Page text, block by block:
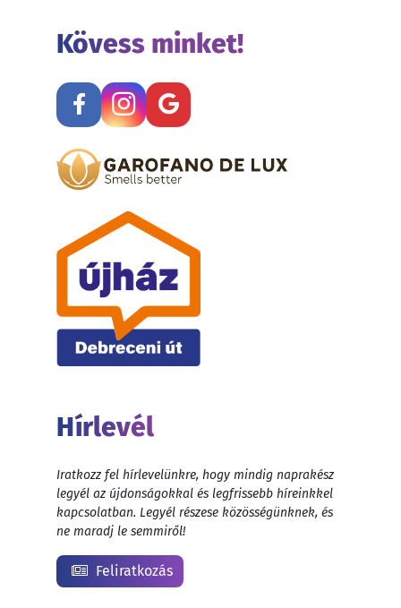
Kövess minket!
Hírlevél
Iratkozz fel hírlevelünkre, hogy mindig naprakész
legyél az újdonságokkal és legfrissebb híreinkkel
kapcsolatban. Legyél részese közösségünknek, és
ne maradj le semmiről!
Feliratkozás